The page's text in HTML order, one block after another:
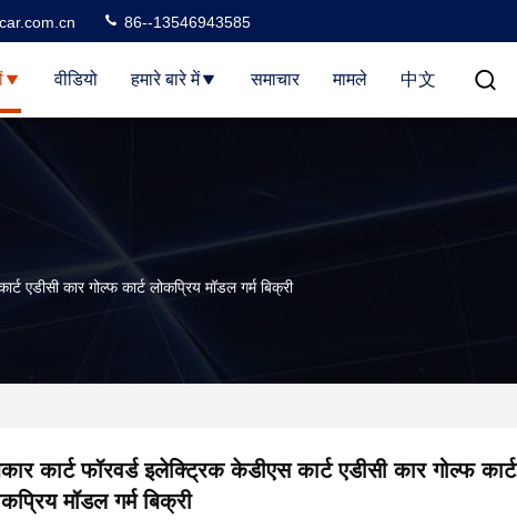
86--13546943585
वीडियो हमारे बारे में समाचार मामले 中文
एडीसी कार गोल्फ कार्ट लोकप्रिय मॉडल गर्म बिक्री
कार्ट फॉरवर्ड इलेक्ट्रिक केडीएस कार्ट एडीसी कार गोल्फ कार्ट
मॉडल गर्म बिक्री